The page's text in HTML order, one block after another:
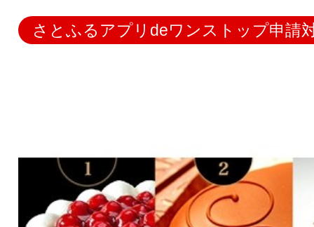
さとふるアプリdeワンストップ申請